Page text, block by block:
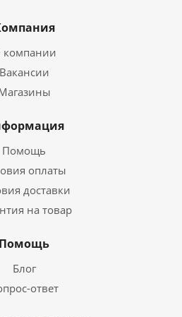
компании
Вакансии
Помощь
оплаты
доставки
на товар
Помощь
Блог
ответ